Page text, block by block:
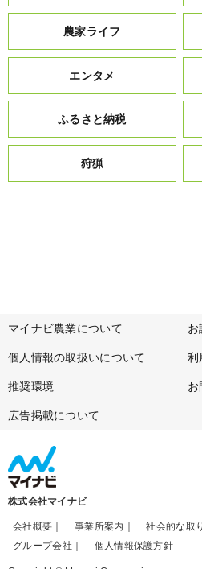
農家ライフ
エンタメ
ふるさと納税
狩猟
マイナビ農業について お
個人情報の取扱いについて 利
推奨環境 お
広告掲載について
株式会社マイナビ
会社概要 事業所案内 社会的な取
グループ会社
個人情報保護方針